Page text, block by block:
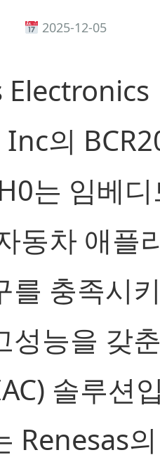
2025-12-05
Electronics
의
는 임베
동차 애플
를 충족시
성능을 갖
솔루션
Renesas